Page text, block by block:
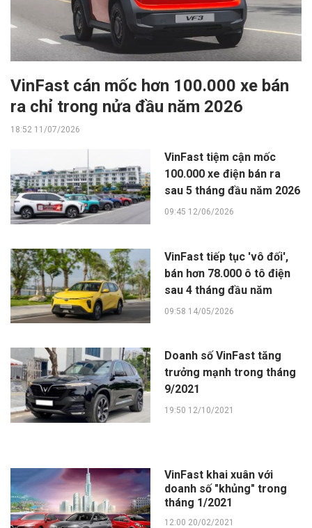
VinFast cán mốc hơn 100.000 xe bán
ra chỉ trong nửa đầu năm 2026
18:52 11/07/2026
VinFast tiệm cận mốc
100.000 xe điện bán ra
sau 5 tháng đầu năm 2026
09:45 12/06/2026
VinFast tiếp tục 'vô đối',
bán hơn 78.000 ô tô điện
sau 4 tháng đầu năm
09:58 14/05/2026
Doanh số VinFast tăng
trưởng mạnh trong tháng
9/2021
19:50 12/10/2021
VinFast khai xuân với
doanh số "khủng" trong
tháng 1/2021
12:00 20/02/2021